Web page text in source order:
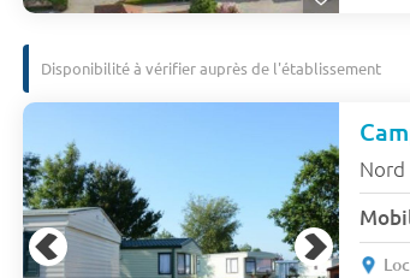
Disponibilité à vérifier auprès de l'établissement
Nord